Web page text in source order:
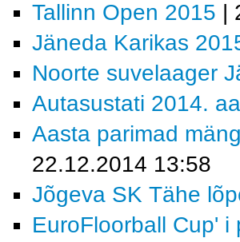
Tallinn Open 2015 |
Jäneda Karikas
Noorte suvelaager
Autasustati 2014.
Aasta parimad
22.12.2014 13:58
Jõgeva SK Tähe
EuroFloorball Cup'